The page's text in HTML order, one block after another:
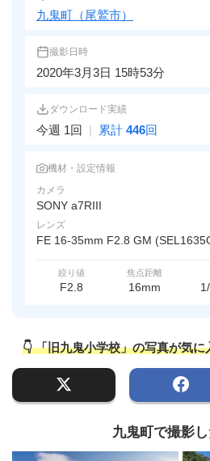
九鬼町（尾鷲市）
撮影日時
2020年3月3日 15時53分
ダウンロード実績
今週 1回 | 累計 446回
機材・設定情報
カメラ
SONY a7RIII
レンズ
FE 16-35mm F2.8 GM
絞り値
F2.8
焦点距離
16mm
👇 「旧九鬼小学校」の写真が気
九鬼町で撮影